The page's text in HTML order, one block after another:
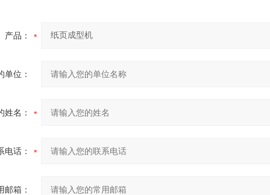
产品：
单位：
姓名：
电话：
邮箱：